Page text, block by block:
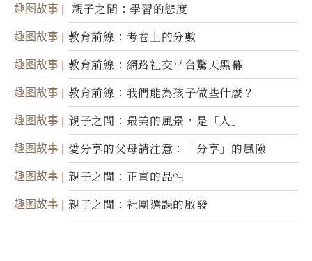
趣图故事 親子之間：學習的態度
趣图故事 教育前線：考卷上的分數
趣图故事 教育前線：網路社交平台驚天黑幕
趣图故事 教育前線：我們能為孩子做些什麼？
趣图故事 親子之間：最美的風景，是「人」
趣图故事 愛分享的父母請注意：「分享」的風險
趣图故事 親子之間：正直的品性
趣图故事 親子之間：社團選課的啟發